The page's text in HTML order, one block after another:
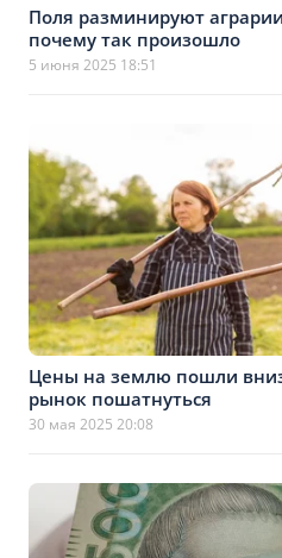
Поля разминируют
почему так произошло
5 июня 2025 18:51
Цены на землю пошли
рынок пошатнуться
30 мая 2025 20:08